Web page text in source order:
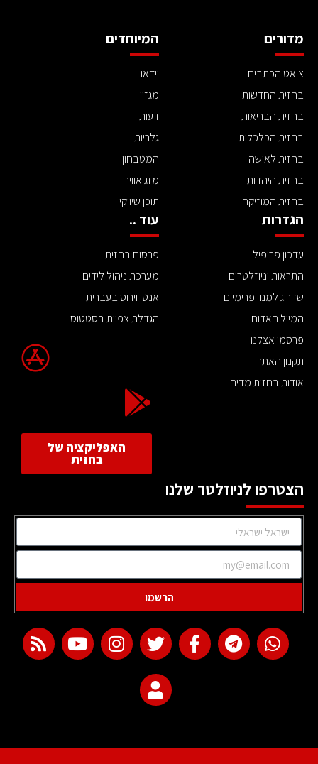
מדורים
צ'אט הכתבים
בחזית החדשות
בחזית הבריאות
בחזית הכלכלית
בחזית לאישה
בחזית היהדות
בחזית המוזיקה
המיוחדים
וידאו
מגזין
דעות
גלריות
המטבחון
מזג אוויר
תוכן שיווקי
הגדרות
עדכון פרופיל
התראות וניוזלטרים
שדרוג למנוי פרימיום
המייל האדום
פרסמו אצלנו
תקנון האתר
אודות בחזית מדיה
עוד ..
פרסום בחזית
מערכת ניהול לידים
אנטי וירוס בעברית
הגדלת צפיות בסטטוס
האפליקציה של
בחזית
הצטרפו לניוזלטר שלנו
הרשמו